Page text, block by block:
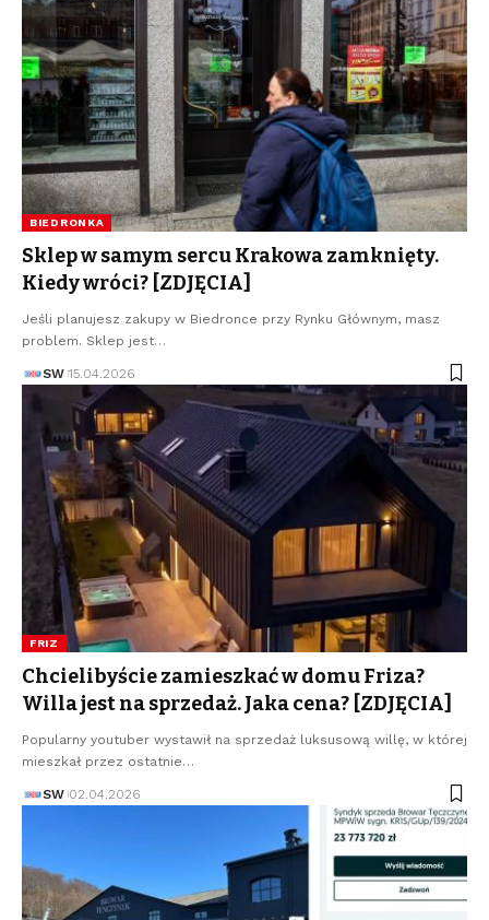
BIEDRONKA
Sklep w samym sercu Krakowa zamknięty.
Kiedy wróci? [ZDJĘCIA]
Jeśli planujesz zakupy w Biedronce przy Rynku Głównym, masz
problem. Sklep jest…
SW 15.04.2026
FRIZ
Chcielibyście zamieszkać w domu Friza?
Willa jest na sprzedaż. Jaka cena? [ZDJĘCIA]
Popularny youtuber wystawił na sprzedaż luksusową willę, w której
mieszkał przez ostatnie…
SW 02.04.2026